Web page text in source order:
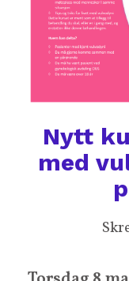
Nytt
med